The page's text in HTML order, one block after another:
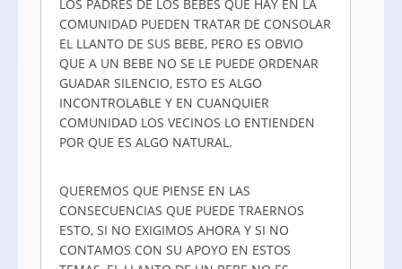
LOS PADRES DE LOS BEBES QUE HAY EN LA
COMUNIDAD PUEDEN TRATAR DE CONSOLAR
EL LLANTO DE SUS BEBE, PERO ES OBVIO
QUE A UN BEBE NO SE LE PUEDE ORDENAR
GUADAR SILENCIO, ESTO ES ALGO
INCONTROLABLE Y EN CUANQUIER
COMUNIDAD LOS VECINOS LO ENTIENDEN
POR QUE ES ALGO NATURAL.
QUEREMOS QUE PIENSE EN LAS
CONSECUENCIAS QUE PUEDE TRAERNOS
ESTO, SI NO EXIGIMOS AHORA Y SI NO
CONTAMOS CON SU APOYO EN ESTOS